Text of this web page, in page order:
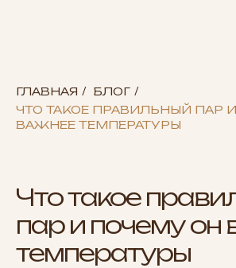
ГЛАВНАЯ / БЛОГ /
ЧТО ТАКОЕ ПРАВИЛЬНЫЙ ПАР
ВАЖНЕЕ ТЕМПЕРАТУРЫ
Что такое
пар и почему он
температуры